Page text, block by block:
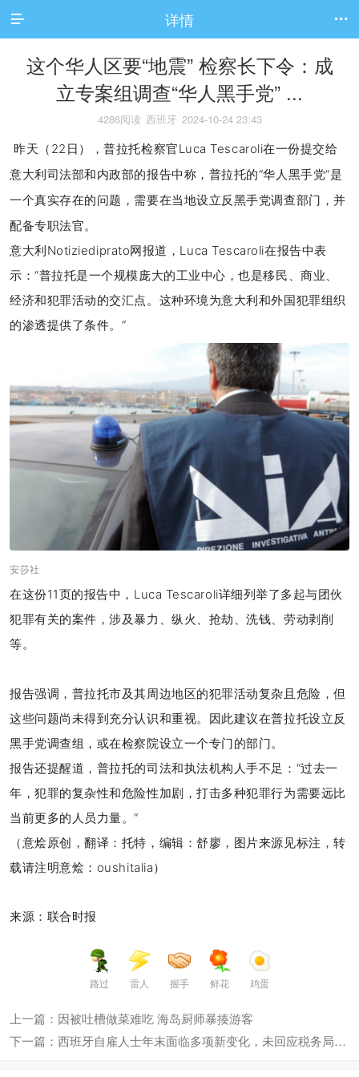
 详情 
这个华人区要“地震” 检察长下令：成
立专案组调查“华人黑手党” ...
4286阅读 西班牙 2024-10-24 23:43
昨天（22日），普拉托检察官Luca Tescaroli在一份提交给
意大利司法部和内政部的报告中称，普拉托的“华人黑手党”是
一个真实存在的问题，需要在当地设立反黑手党调查部门，并
配备专职法官。
意大利Notiziediprato网报道，Luca Tescaroli在报告中表
示：“普拉托是一个规模庞大的工业中心，也是移民、商业、
经济和犯罪活动的交汇点。这种环境为意大利和外国犯罪组织
的渗透提供了条件。”
安莎社
在这份11页的报告中，Luca Tescaroli详细列举了多起与团伙
犯罪有关的案件，涉及暴力、纵火、抢劫、洗钱、劳动剥削
等。
报告强调，普拉托市及其周边地区的犯罪活动复杂且危险，但
这些问题尚未得到充分认识和重视。因此建议在普拉托设立反
黑手党调查组，或在检察院设立一个专门的部门。
报告还提醒道，普拉托的司法和执法机构人手不足：“过去一
年，犯罪的复杂性和危险性加剧，打击多种犯罪行为需要远比
当前更多的人员力量。”
（意烩原创，翻译：托特，编辑 ：舒廖 ，图片来源见标注，转
载请注明意烩：oushitalia）
来源：联合时报
路过 雷人 握手 鲜花 鸡蛋
上一篇：因被吐槽做菜难吃 海岛厨师暴揍游客
下一篇：西班牙自雇人士年末面临多项新变化，未回应税务局要求将面临高额罚款 ...